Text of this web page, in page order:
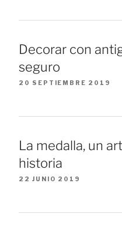
Decorar con
seguro
20 SEPTIEMBRE 2019
La medalla, un
historia
22 JUNIO 2019